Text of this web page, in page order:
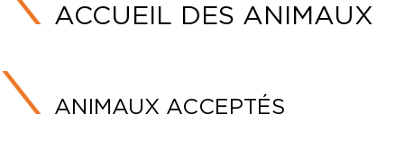
ACCUEIL DES ANIMAUX
ANIMAUX ACCEPTÉS